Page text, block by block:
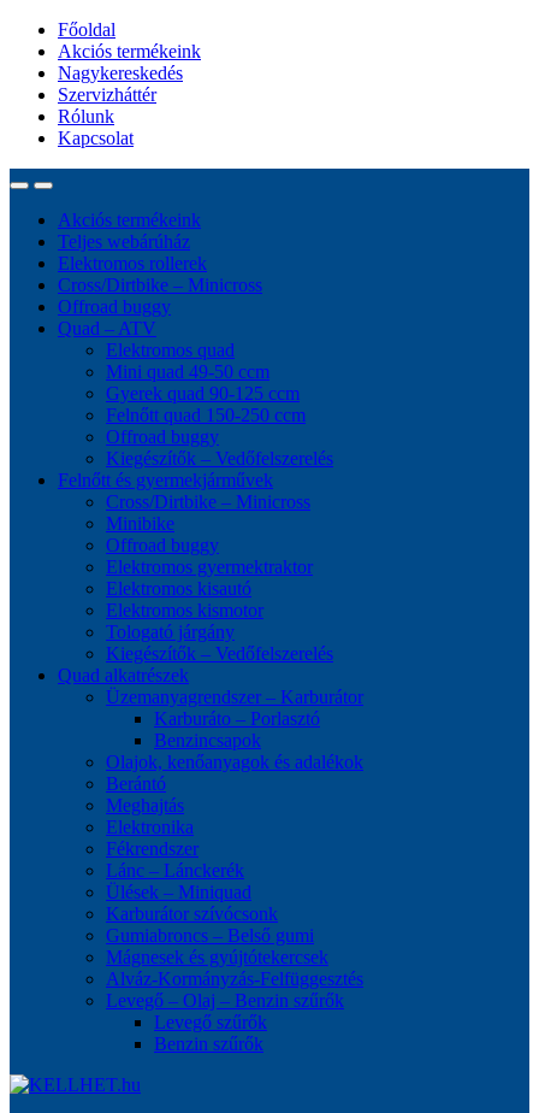
Főoldal
Akciós termékeink
Nagykereskedés
Szervizháttér
Rólunk
Kapcsolat
Akciós termékeink
Teljes webárúház
Elektromos rollerek
Cross/Dirtbike – Minicross
Offroad buggy
Quad – ATV
Elektromos quad
Mini quad 49-50 ccm
Gyerek quad 90-125 ccm
Felnőtt quad 150-250 ccm
Offroad buggy
Kiegészítők – Vedőfelszerelés
Felnőtt és gyermekjárművek
Cross/Dirtbike – Minicross
Minibike
Offroad buggy
Elektromos gyermektraktor
Elektromos kisautó
Elektromos kismotor
Tologató járgány
Kiegészítők – Vedőfelszerelés
Quad alkatrészek
Üzemanyagrendszer – Karburátor
Karburáto – Porlasztó
Benzincsapok
Olajok, kenőanyagok és adalékok
Berántó
Meghajtás
Elektronika
Fékrendszer
Lánc – Lánckerék
Ülések – Miniquad
Karburátor szívócsonk
Gumiabroncs – Belső gumi
Mágnesek és gyújtótekercsek
Alváz-Kormányzás-Felfüggesztés
Levegő – Olaj – Benzin szűrők
Levegő szűrők
Benzin szűrők